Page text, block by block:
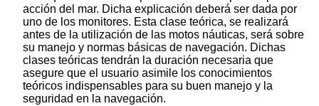
acción del mar. Dicha explicación deberá ser dada por
uno de los monitores. Esta clase teórica, se realizará
antes de la utilización de las motos náuticas, será sobre
su manejo y normas básicas de navegación. Dichas
clases teóricas tendrán la duración necesaria que
asegure que el usuario asimile los conocimientos
teóricos indispensables para su buen manejo y la
seguridad en la navegación.